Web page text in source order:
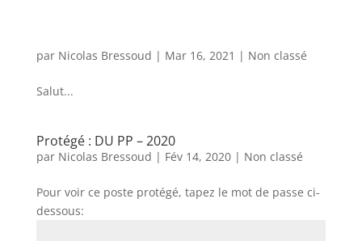
par Nicolas Bressoud | Mar 16, 2021 | Non classé
Salut...
Protégé : DU PP – 2020
par Nicolas Bressoud | Fév 14, 2020| Non classé
Pour voir ce poste protégé, tapez le mot de passe ci-
dessous: